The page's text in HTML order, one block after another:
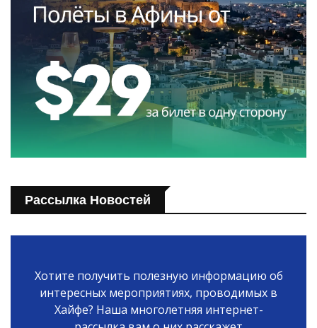
Рассылка Новостей
Хотите получить полезную информацию об
интересных мероприятиях, проводимых в
Хайфе? Наша многолетняя интернет-